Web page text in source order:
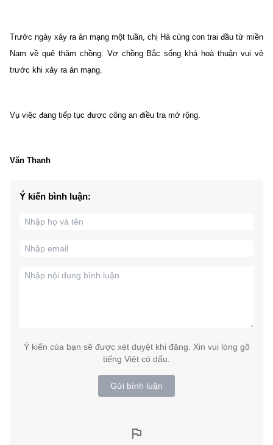
Trước ngày xảy ra án mạng một tuần, chị Hà cùng con trai đầu từ miền
Nam về quê thăm chồng. Vợ chồng Bắc sống khá hoà thuận vui vẻ
trước khi xảy ra án mạng.
Vụ việc đang tiếp tục được công an điều tra mở rộng.
Văn Thanh
Ý kiến bình luận:
Ý kiến của bạn sẽ được xét duyệt khi đăng. Xin vui lòng gõ
tiếng Việt có dấu.
Gửi bình luận